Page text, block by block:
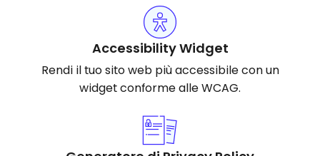
Accessibility Widget
Rendi il tuo sito web più accessibile con un
widget conforme alle WCAG.